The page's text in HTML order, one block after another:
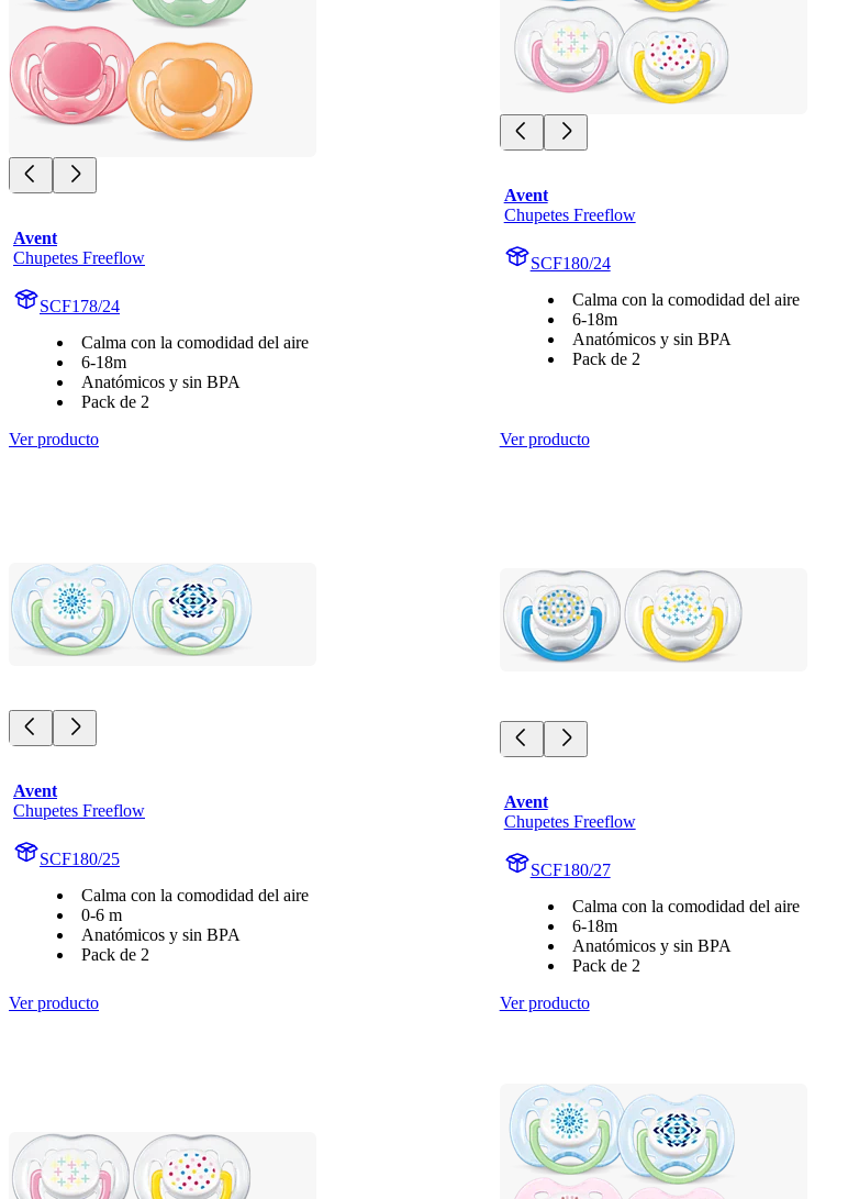
Avent
Chupetes Freeflow
SCF178/24
Calma con la comodidad del aire
6-18m
Anatómicos y sin BPA
Pack de 2
Ver producto
Avent
Chupetes Freeflow
SCF180/24
Calma con la comodidad del aire
6-18m
Anatómicos y sin BPA
Pack de 2
Ver producto
Avent
Chupetes Freeflow
SCF180/25
Calma con la comodidad del aire
0-6 m
Anatómicos y sin BPA
Pack de 2
Ver producto
Avent
Chupetes Freeflow
SCF180/27
Calma con la comodidad del aire
6-18m
Anatómicos y sin BPA
Pack de 2
Ver producto